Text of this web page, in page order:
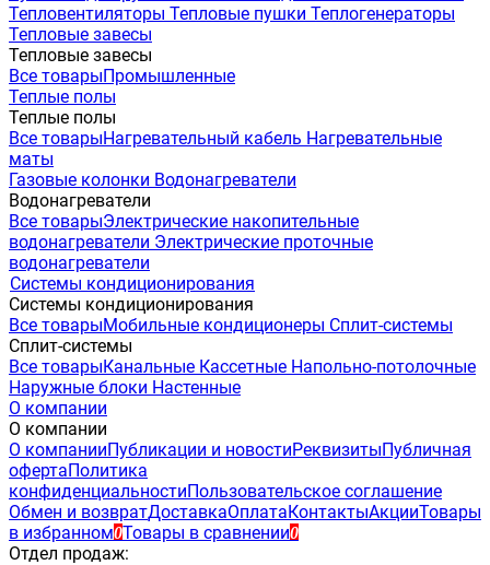
Тепловентиляторы Тепловые пушки Теплогенераторы
Тепловые завесы
Тепловые завесы
Все товарыПромышленные
Теплые полы
Теплые полы
Все товарыНагревательный кабель Нагревательные
маты
Газовые колонки Водонагреватели
Водонагреватели
Все товарыЭлектрические накопительные
водонагреватели Электрические проточные
водонагреватели
Системы кондиционирования
Системы кондиционирования
Все товарыМобильные кондиционеры Сплит-системы
Сплит-системы
Все товарыКанальные Кассетные Напольно-потолочные
Наружные блоки Настенные
О компании
О компании
О компанииПубликации и новостиРеквизитыПубличная
офертаПолитика
конфиденциальностиПользовательское соглашение
Обмен и возвратДоставкаОплатаКонтактыАкцииТовары
в избранном0Товары в сравнении0
Отдел продаж: